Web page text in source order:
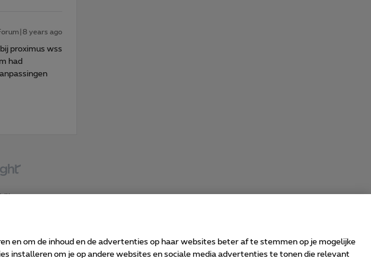
years ago
proximus wss
had
statement
en om de inhoud en de advertenties op haar websites beter af te stemmen op je mogelijke
installeren om je op andere websites en sociale media advertenties te tonen die relevant